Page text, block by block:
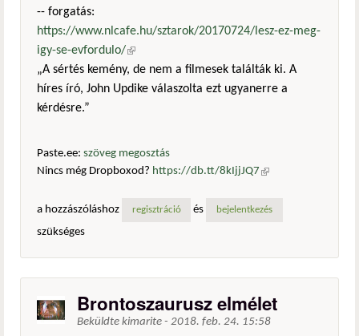
-- forgatás:
https://www.nlcafe.hu/sztarok/20170724/lesz-ez-meg-
igy-se-evfordulo/(külső hivatkozás)
„A sértés kemény, de nem a filmesek találták ki. A
híres író, John Updike válaszolta ezt ugyanerre a
kérdésre.”
Paste.ee: szöveg megosztás
Nincs még Dropboxod? https://db.tt/8kIjjJQ7 (külső
a hozzászóláshoz
regisztráció és bejelentkezés
szükséges
Brontoszaurusz elmélet
Beküldte kimarite - 2018. feb. 24. 15:58